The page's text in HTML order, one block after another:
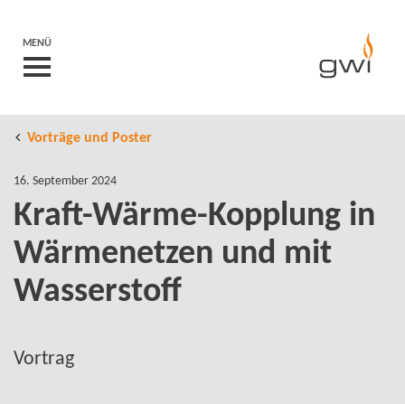
MENÜ
Vorträge und Poster
16. September 2024
Kraft-​Wärme-Kopplung in
Wärmenetzen und mit
Wasserstoff
Vortrag